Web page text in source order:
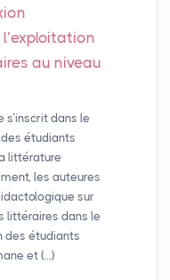
au niveau
s’inscrit dans le
étudiants
littérature
les auteures
sur
littéraires dans le
des étudiants
et (…)